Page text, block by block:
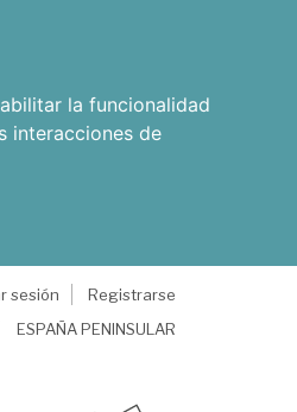
la funcionalidad
interacciones de
sesión
Registrarse
ESPAÑA PENINSULAR